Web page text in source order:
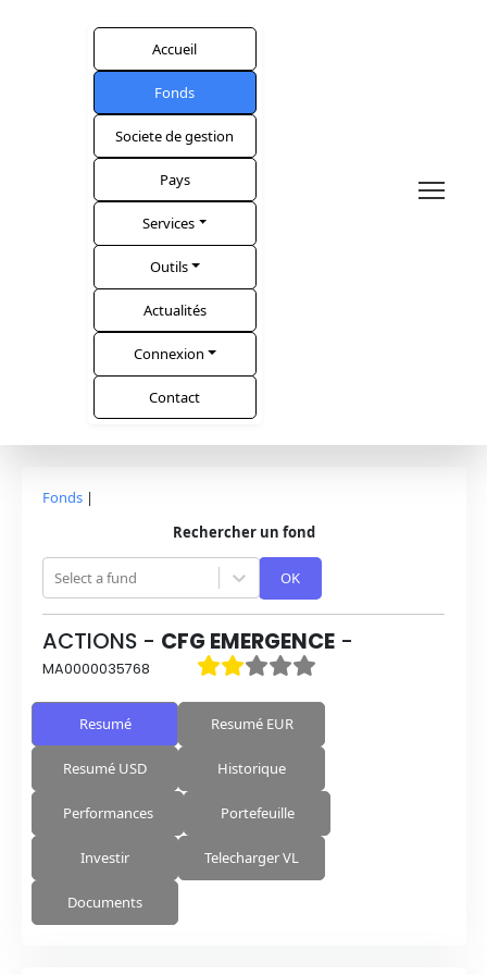
Accueil
Fonds
Societe de gestion
Pays
Services
Outils
Actualités
Connexion
Contact
Fonds |
Rechercher un fond
Select a fund OK
ACTIONS - CFG EMERGENCE -
MA0000035768
Resumé Resumé EUR
Resumé USD Historique
Performances Portefeuille
Investir Telecharger VL
Documents